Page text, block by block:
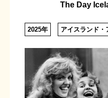
The Day
2025年 アイスランド・